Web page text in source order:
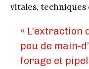
vitales,
«
peu de main-
forage et